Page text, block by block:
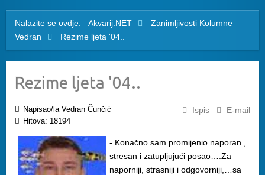
Nalazite se ovdje: Akvarij.NET Zanimljivosti Kolumne
Vedran
Rezime ljeta '04..
Rezime ljeta '04..
Ispis E-mail
Napisao/la Vedran Čunčić
Hitova: 18194
- Konačno sam promijenio naporan ,
stresan i zatupljujući posao….Za
naporniji, strasniji i odgovorniji,…sa